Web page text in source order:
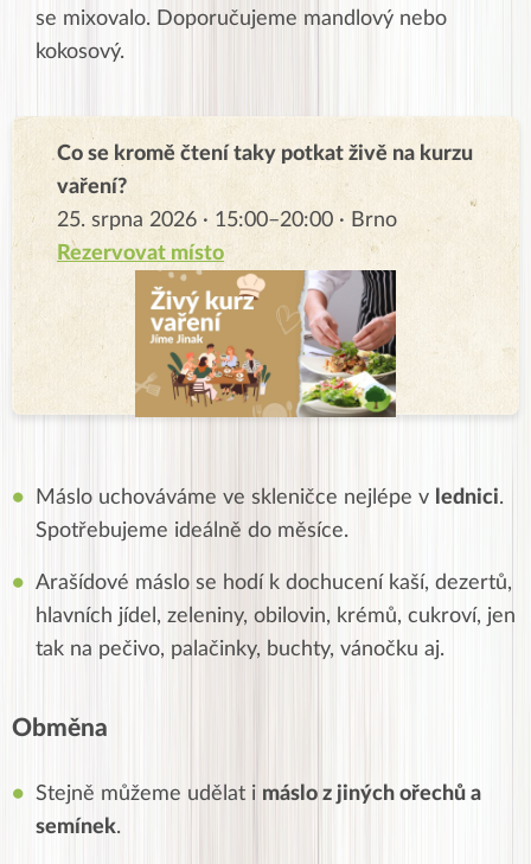
se mixovalo. Doporučujeme mandlový nebo
kokosový.
Co se kromě čtení taky potkat živě na kurzu
vaření?
25. srpna 2026 · 15:00–20:00 · Brno
Rezervovat místo
Máslo uchováváme ve skleničce nejlépe v lednici.
Spotřebujeme ideálně do měsíce.
Arašídové máslo se hodí k dochucení kaší, dezertů,
hlavních jídel, zeleniny, obilovin, krémů, cukroví, jen
tak na pečivo, palačinky, buchty, vánočku aj.
Obměna
Stejně můžeme udělat i máslo z jiných ořechů a
semínek.